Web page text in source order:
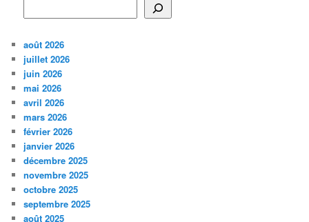
août 2026
juillet 2026
juin 2026
mai 2026
avril 2026
mars 2026
février 2026
janvier 2026
décembre 2025
novembre 2025
octobre 2025
septembre 2025
août 2025